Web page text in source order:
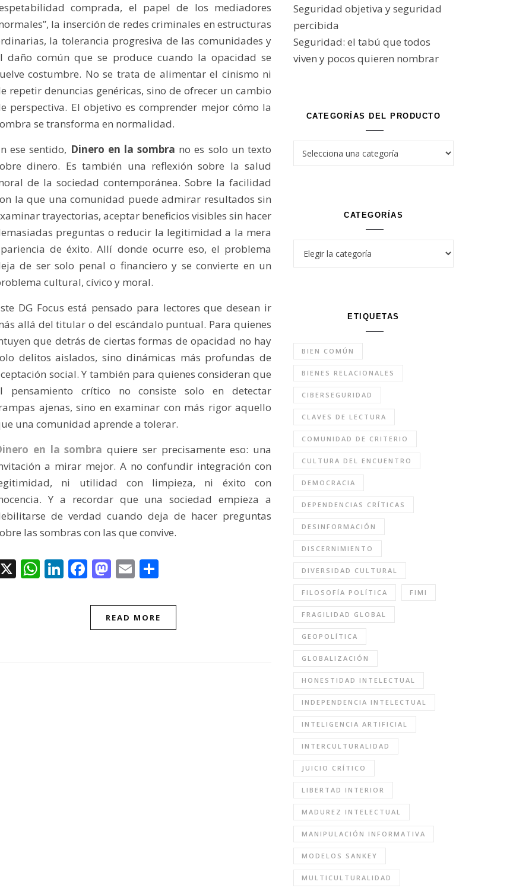
comprada, el papel de los mediadores
la inserción de redes criminales en estructuras
la tolerancia progresiva de las comunidades y
daño común que se produce cuando la opacidad se
costumbre. No se trata de alimentar el cinismo ni
repetir denuncias genéricas, sino de ofrecer un cambio
perspectiva. El objetivo es comprender mejor cómo la
se transforma en normalidad.
ese sentido, Dinero en la sombra no es solo un texto
dinero. Es también una reflexión sobre la salud
de la sociedad contemporánea. Sobre la facilidad
la que una comunidad puede admirar resultados sin
trayectorias, aceptar beneficios visibles sin hacer
preguntas o reducir la legitimidad a la mera
de éxito. Allí donde ocurre eso, el problema
de ser solo penal o financiero y se convierte en un
cultural, cívico y moral.
DG Focus está pensado para lectores que desean ir
allá del titular o del escándalo puntual. Para quienes
que detrás de ciertas formas de opacidad no hay
delitos aislados, sino dinámicas más profundas de
social. Y también para quienes consideran que
pensamiento crítico no consiste solo en detectar
ajenas, sino en examinar con más rigor aquello
una comunidad aprende a tolerar.
en la sombra quiere ser precisamente eso: una
a mirar mejor. A no confundir integración con
ni utilidad con limpieza, ni éxito con
Y a recordar que una sociedad empieza a
de verdad cuando deja de hacer preguntas
las sombras con las que convive.
X WhatsApp
LinkedIn
Facebook
Mastodon
Email
READ MORE
Seguridad objetiva y seguridad
percibida
Seguridad: el tabú que todos
viven y pocos quieren nombrar
CATEGORÍAS DEL PRODUCTO
CATEGORÍAS
Categorías
ETIQUETAS
BIEN COMÚN
BIENES RELACIONALES
CIBERSEGURIDAD
CLAVES DE LECTURA
COMUNIDAD DE CRITERIO
CULTURA DEL ENCUENTRO
DEMOCRACIA
DEPENDENCIAS CRÍTICAS
DESINFORMACIÓN
DISCERNIMIENTO
DIVERSIDAD CULTURAL
FILOSOFÍA POLÍTICA FIMI
FRAGILIDAD GLOBAL
GEOPOLÍTICA
GLOBALIZACIÓN
HONESTIDAD INTELECTUAL
INDEPENDENCIA INTELECTUAL
INTELIGENCIA ARTIFICIAL
INTERCULTURALIDAD
JUICIO CRÍTICO
LIBERTAD INTERIOR
MADUREZ INTELECTUAL
MANIPULACIÓN INFORMATIVA
MODELOS SANKEY
MULTICULTURALIDAD